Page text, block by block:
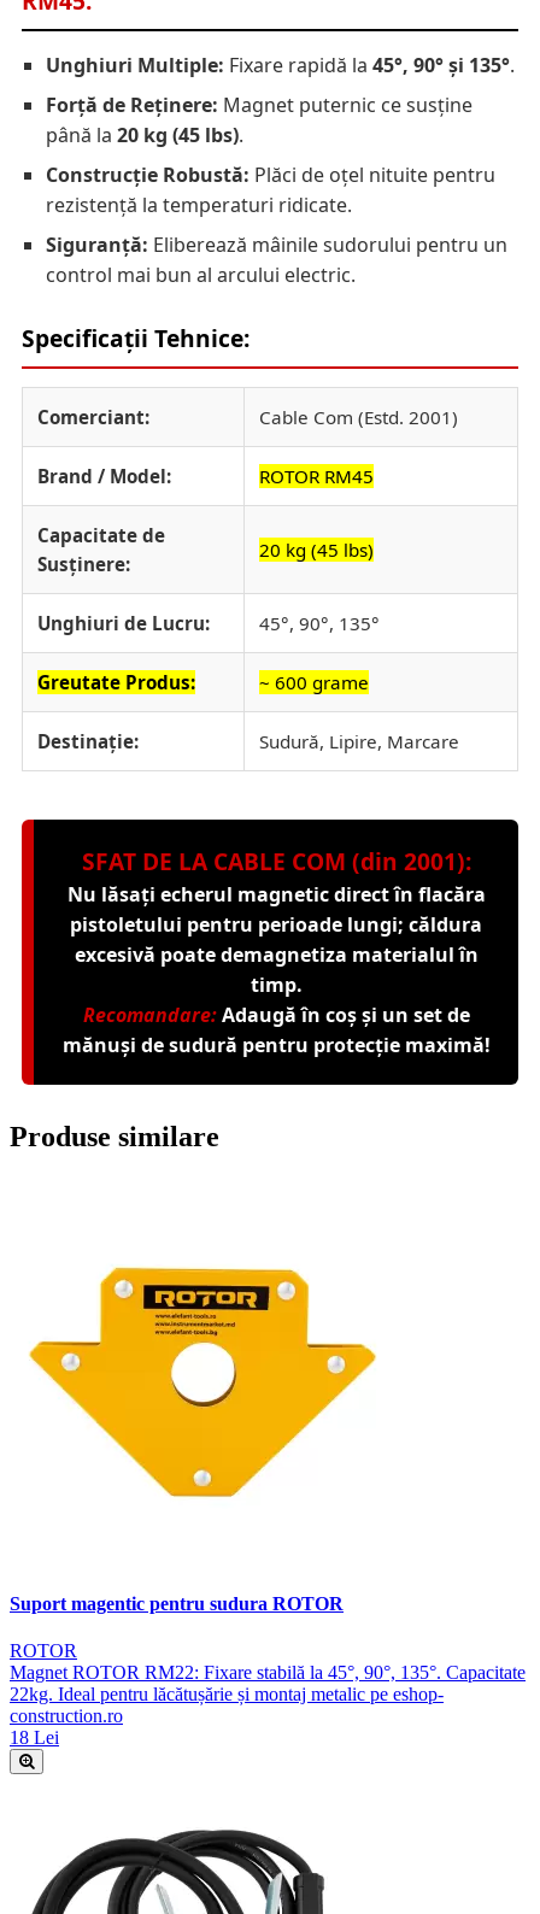
Unghiuri Multiple: Fixare rapidă la 45°, 90° și 135°.
Forță de Reținere: Magnet puternic ce susține
până la 20 kg (45 lbs).
Construcție Robustă: Plăci de oțel nituite pentru
rezistență la temperaturi ridicate.
Siguranță: Eliberează mâinile sudorului pentru un
control mai bun al arcului electric.
Specificații Tehnice:
Comerciant: Cable Com (Estd. 2001)
Brand / Model: ROTOR RM45
Capacitate de
Susținere:
20 kg (45 lbs)
Unghiuri de Lucru: 45°, 90°, 135°
Greutate Produs: ~ 600 grame
Destinație: Sudură, Lipire, Marcare
SFAT DE LA CABLE COM (din 2001):
Nu lăsați echerul magnetic direct în flacăra
pistoletului pentru perioade lungi; căldura
excesivă poate demagnetiza materialul în
timp.
Recomandare:Adaugă în coș și un set de
mănuși de sudură pentru protecție maximă!
Produse similare
Suport magentic pentru sudura ROTOR
ROTOR
Magnet ROTOR RM22: Fixare stabilă la 45°, 90°, 135°. Capacitate
22kg. Ideal pentru lăcătușărie și montaj metalic pe eshop-
construction.ro
18 Lei